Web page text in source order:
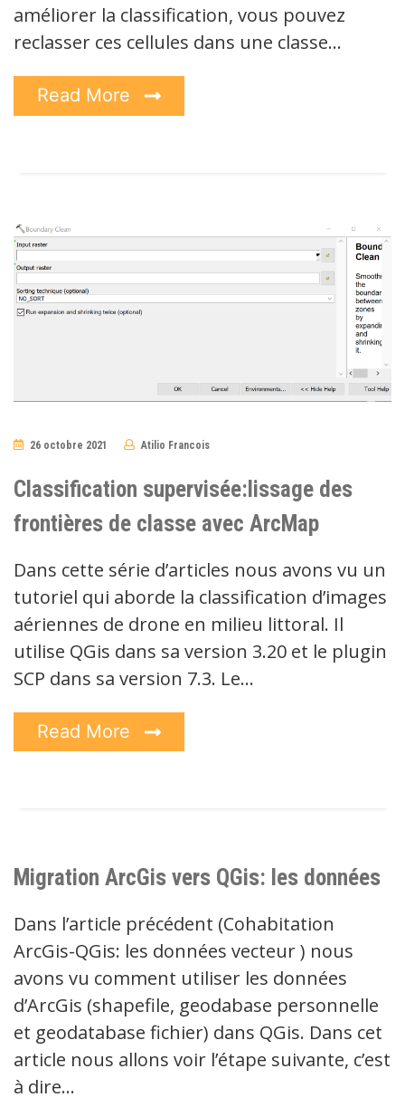
améliorer la classification, vous pouvez
reclasser ces cellules dans une classe…
Read More
26 octobre 2021 Atilio Francois
Classification supervisée:lissage des
frontières de classe avec ArcMap
Dans cette série d’articles nous avons vu un
tutoriel qui aborde la classification d’images
aériennes de drone en milieu littoral. Il
utilise QGis dans sa version 3.20 et le plugin
SCP dans sa version 7.3. Le…
Read More
Migration ArcGis vers QGis: les données
Dans l’article précédent (Cohabitation
ArcGis-QGis: les données vecteur ) nous
avons vu comment utiliser les données
d’ArcGis (shapefile, geodabase personnelle
et geodatabase fichier) dans QGis. Dans cet
article nous allons voir l’étape suivante, c’est
à dire…